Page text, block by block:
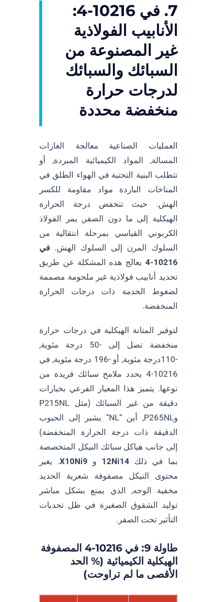
7. في 10216-4:
الأنابيب الفولاذية
غير المصنوعة من
السبائك والسبائك
لدرجات حرارة
منخفضة محددة
العمليات الصناعية معالجة الغازات
المسالة, المواد الكيميائية المبردة, أو
تتطلب البنية التحتية في الهواء الطلق في
المناخات الباردة مواد مقاومة للكسر
الهش. حيث تنخفض درجة الحرارة
الهيكلية إلى ما دون الصفر, يمر الفولاذ
الكربوني القياسي بمرحلة انتقالية من
السلوك المرن إلى السلوك الهش. في
10216-4
يعالج هذه المشكلة عن طريق
تحديد أنابيب فولاذية غير ملحومة مصممة
لضغوط الخدمة ذات درجات الحرارة
المنخفضة.
لتوفير المتانة الهيكلية في درجات حرارة
منخفضة تصل إلى -50 درجة مئوية,
-110درجة مئوية, أو -196 درجة مئوية, في
10216-4 يحدد ملامح سبائك فريدة من
نوعها. يتميز هذا المعيار الفرعي بخيارات
دقيقة من غير السبائك (مثل P215NL
وP265NL, أين “NL” يشير إلى الحبوب
الدقيقة ذات درجة الحرارة المنخفضة)
إلى جانب هياكل سبائك النيكل المتخصصة
بما في ذلك12Ni14 و X10Ni9. يغير
محتوى النيكل مصفوفة شعرية الحديد
مخفية الوجه, الذي يمنع بشكل مباشر
توليد الشقوق الصغيرة في ظل تحديات
التأثير تحت الصفر.
طاولة 9: في 10216-4 المصفوفة
الهيكلية الكيميائية (% الحد
الأقصى ما لم تراوحت)